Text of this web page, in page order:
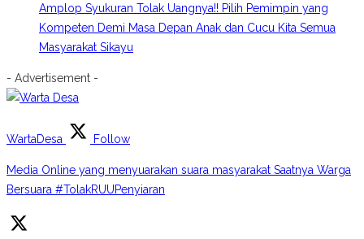
Amplop Syukuran Tolak Uangnya!! Pilih Pemimpin yang
Kompeten Demi Masa Depan Anak dan Cucu Kita Semua
Masyarakat Sikayu
- Advertisement -
WartaDesa Follow
Media Online yang menyuarakan suara masyarakat Saatnya Warga
Bersuara #TolakRUUPenyiaran